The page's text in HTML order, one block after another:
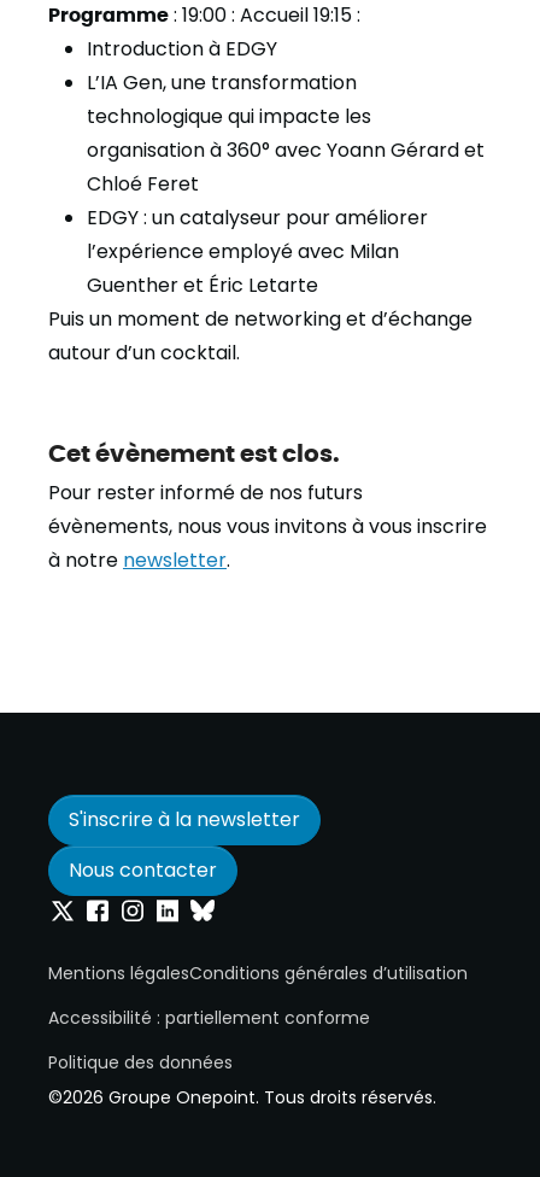
Programme : 19:00 : Accueil 19:15 :
Introduction à EDGY
L’IA Gen, une transformation
technologique qui impacte les
organisation à 360° avec Yoann Gérard et
Chloé Feret
EDGY : un catalyseur pour améliorer
l’expérience employé avec Milan
Guenther et Éric Letarte
Puis un moment de networking et d’échange
autour d’un cocktail.
Cet évènement est clos.
Pour rester informé de nos futurs
évènements, nous vous invitons à vous inscrire
à notre newsletter.
S'inscrire à la newsletter
Nous contacter
Onepoint sur Twitter
Onepoint sur Facebook
Onepoint sur Instagram
Onepoint sur Linkedin
Onepoint sur Bluesky
Mentions légalesConditions générales d’utilisation
Accessibilité : partiellement conforme
Politique des données
©2026 Groupe Onepoint. Tous droits réservés.